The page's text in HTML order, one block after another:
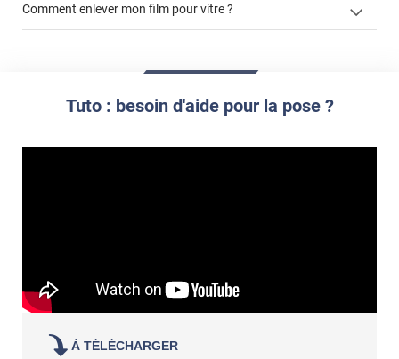
Comment enlever mon film pour vitre ?
enlever un film adhésif pour vitre
enlever et stocker
Tuto : besoin d'aide pour la pose ?
À TÉLÉCHARGER